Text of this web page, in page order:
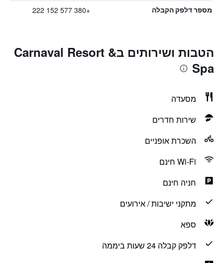
מספר דלפק הקבלה +380 577 152 222
הטבות ושירותים בCarnaval Resort &
Spa
מסעדה
שירות חדרים
השכרת אופניים
Wi-Fi חינם
חניה חינם
מתקני ישיבות / אירועים
ספא
דלפק קבלה 24 שעות ביממה